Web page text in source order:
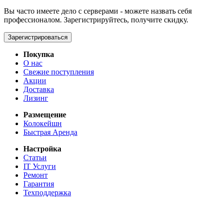
Вы часто имеете дело с серверами - можете назвать себя
профессионалом. Зарегистрируйтесь, получите скидку.
Зарегистрироваться
Покупка
О нас
Свежие поступления
Акции
Доставка
Лизинг
Размещение
Колокейшн
Быстрая Аренда
Настройка
Статьи
IT Услуги
Ремонт
Гарантия
Техподдержка